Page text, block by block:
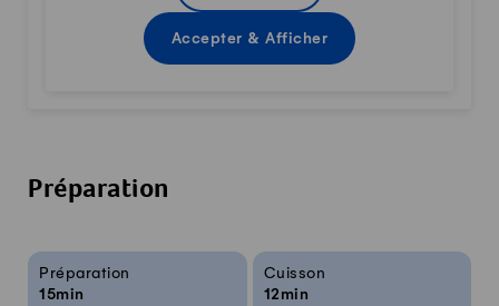
Accepter & Afficher
Préparation
Infos sur la recette
Préparation
15min
Cuisson
12min